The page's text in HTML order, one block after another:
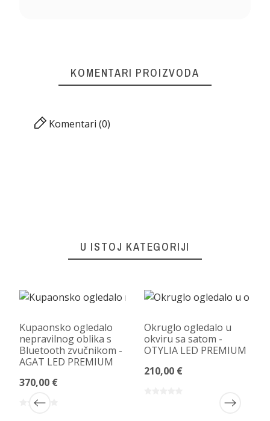
KOMENTARI PROIZVODA
Komentari (0)
U ISTOJ KATEGORIJI
Kupaonsko ogledalo
nepravilnog oblika s
Bluetooth zvučnikom -
AGAT LED PREMIUM
370,00 €
Okruglo ogledalo u
okviru sa satom -
OTYLIA LED PREMIUM
210,00 €